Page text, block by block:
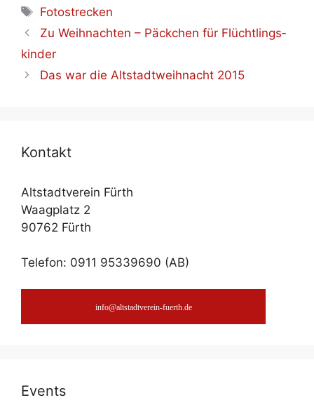
Schlagwörter
Fotostrecken
Zu Weih­nach­ten – Päck­chen für Flücht­lings­
kin­der
Das war die Alt­stadt­weih­nacht 2015
Kon­takt
Altstadtverein Fürth
Waagplatz 2
90762 Fürth
Telefon: 0911 95339690 (AB)
info@altstadtverein-fuerth.de
Events